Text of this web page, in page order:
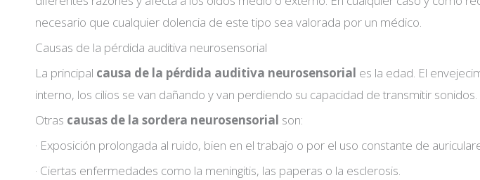
necesario que cualquier dolencia de este tipo sea valorada por un médico.
Causas de la pérdida auditiva neurosensorial
La principal causa de la pérdida auditiva neurosensorial es la edad. El
interno, los cilios se van dañando y van perdiendo su capacidad de transmitir sonidos.
Otras causas de la sordera neurosensorial son:
· Exposición prolongada al ruido, bien en el trabajo o por el uso constante de
· Ciertas enfermedades como la meningitis, las paperas o la esclerosis.